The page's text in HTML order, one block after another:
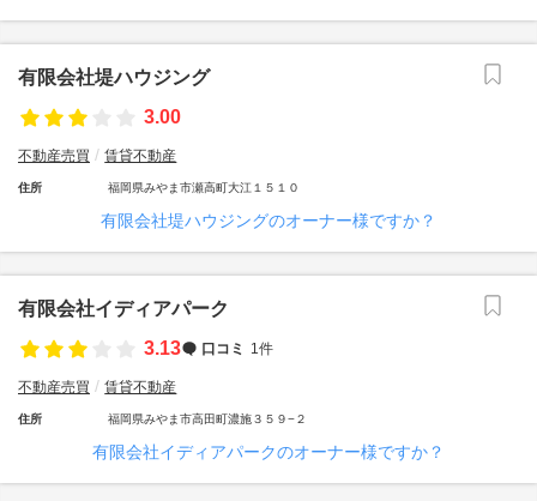
有限会社堤ハウジング
3.00
不動産売買 賃貸不動産
住所 福岡県みやま市瀬高町大江１５１０
有限会社堤ハウジングのオーナー様ですか？
有限会社イディアパーク
3.13
口コミ 1件
不動産売買 賃貸不動産
住所 福岡県みやま市高田町濃施３５９−２
有限会社イディアパークのオーナー様ですか？